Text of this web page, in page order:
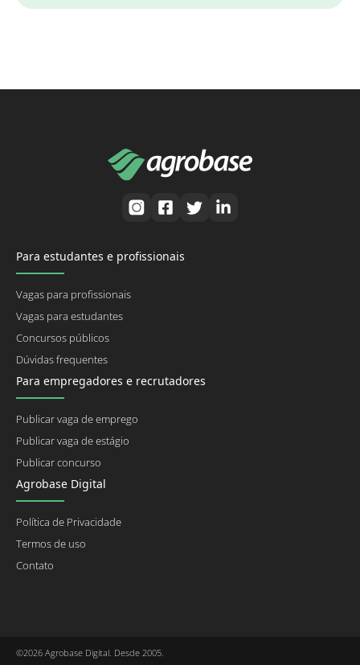
Para estudantes e profissionais
Vagas para profissionais
Vagas para estudantes
Concursos públicos
Dúvidas frequentes
Para empregadores e recrutadores
Publicar vaga de emprego
Publicar vaga de estágio
Publicar concurso
Agrobase Digital
Política de Privacidade
Termos de uso
Contato
©2026 Agrobase Digital. Desde 2005.